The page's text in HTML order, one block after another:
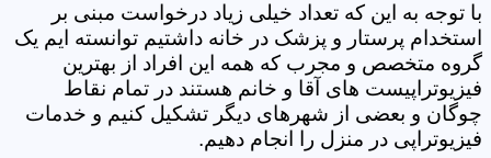
با توجه به این که تعداد خیلی زیاد درخواست مبنی بر
استخدام پرستار و پزشک در خانه داشتیم توانسته ایم یک
گروه متخصص و مجرب که همه این افراد از بهترین
فیزیوتراپیست های آقا و خانم هستند در تمام نقاط
چوگان و بعضی از شهرهای دیگر تشکیل کنیم و خدمات
فیزیوتراپی در منزل را انجام دهیم.